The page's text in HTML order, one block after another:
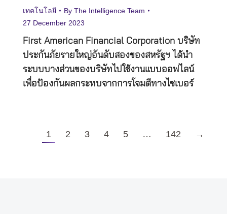
เทคโนโลยี By The Intelligence Team
27 December 2023
First American Financial Corporation บริษัท
ประกันภัยรายใหญ่อันดับสองของสหรัฐฯ ได้นำ
ระบบบางส่วนของบริษัทไปใช้งานแบบออฟไลน์
เพื่อป้องกันผลกระทบจากการโจมตีทางไซเบอร์
1 2 3 4 5 … 142 →